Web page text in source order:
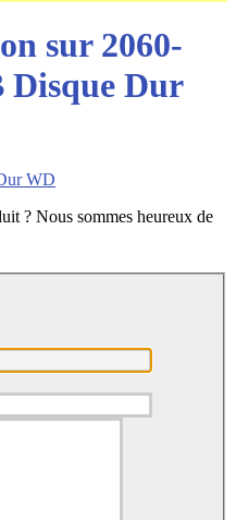
sur 2060-
Disque Dur
? Nous sommes heureux de